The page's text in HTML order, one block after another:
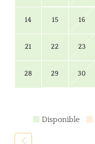
14 15 16
21 22 23
28 29 30
Disponible